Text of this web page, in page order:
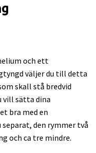
och ett
väljer du till detta
skall stå bredvid
vill sätta dina
bra med en
den rymmer två
och ca tre mindre.